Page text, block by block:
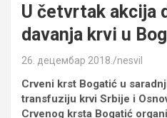
U četvrtak akcija
davanja krvi u
26. децембар 2018. nesvil
Crveni krst Bogatić u
transfuziju krvi Srbije i
Crvenog krsta Bogatić